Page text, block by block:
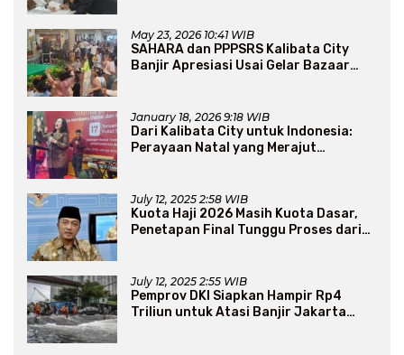
May 23, 2026 10:41 WIB
SAHARA dan PPPSRS Kalibata City
Banjir Apresiasi Usai Gelar Bazaar
January 18, 2026 9:18 WIB
Dari Kalibata City untuk Indonesia:
Perayaan Natal yang Merajut
July 12, 2025 2:58 WIB
Kuota Haji 2026 Masih Kuota Dasar,
Penetapan Final Tunggu Proses dari
July 12, 2025 2:55 WIB
Pemprov DKI Siapkan Hampir Rp4
Triliun untuk Atasi Banjir Jakarta